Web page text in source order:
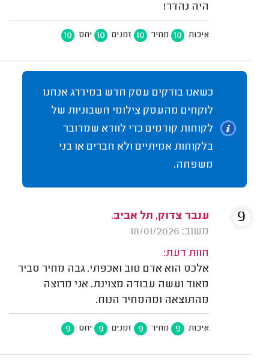
היה נהדר!
איכות 10 מחיר 10 זמנים 10 יחס 10
כשאנו בודקים עסק חדש במידרג אנחנו
לוקחים מהעסק צילומי חשבוניות של
לקוחות קודמים כדי לוודא שמדובר
בלקוחות אמיתיים ולא חברים או בני
משפחה.
ענבר צדוק, תל אביב.
משוב: 18/01/2026
חוות דעת:
אלכס הוא אדם טוב ואכפתי. גבה מחיר סביר
מאוד ועשה עבודה מצוינת. אני מרוצה
מהתוצאה ומהמחיר הנוח.
איכות 9 מחיר 9 זמנים 9 יחס 9
9